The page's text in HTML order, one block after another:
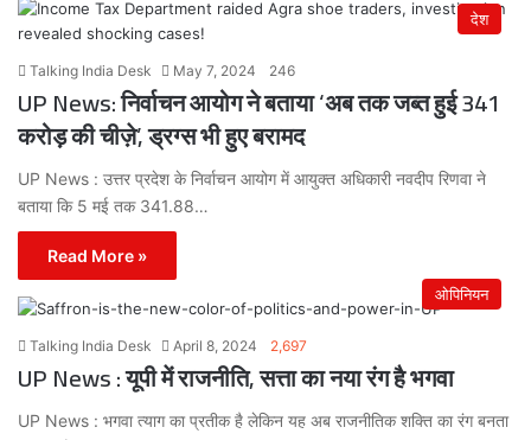
देश
Talking India Desk May 7, 2024 246
UP News: निर्वाचन आयोग ने बताया ‘अब तक जब्त हुई 341
करोड़ की चीज़े’, ड्रग्स भी हुए बरामद
UP News : उत्तर प्रदेश के निर्वाचन आयोग में आयुक्त अधिकारी नवदीप रिणवा ने
बताया कि 5 मई तक 341.88…
Read More »
ओपिनियन
Talking India Desk April 8, 2024 2,697
UP News : यूपी में राजनीति, सत्ता का नया रंग है भगवा
UP News : भगवा त्याग का प्रतीक है लेकिन यह अब राजनीतिक शक्ति का रंग बनता